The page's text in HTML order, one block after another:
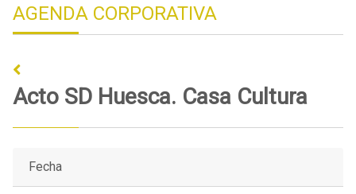
AGENDA CORPORATIVA
Acto SD Huesca. Casa Cultura
Fecha